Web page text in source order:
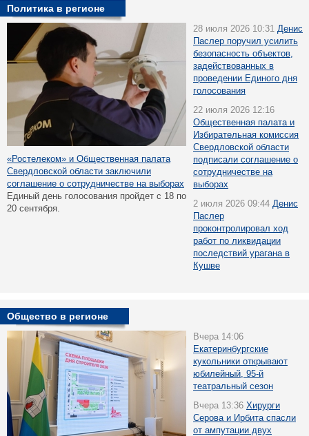
Политика в регионе
«Ростелеком» и Общественная палата
Свердловской области заключили
соглашение о сотрудничестве на выборах
Единый день голосования пройдет с 18 по
20 сентября.
28 июля 2026 10:31 Денис
Паслер поручил усилить
безопасность объектов,
задействованных в
проведении Единого дня
голосования
22 июля 2026 12:16
Общественная палата и
Избирательная комиссия
Свердловской области
подписали соглашение о
сотрудничестве на
выборах
2 июля 2026 09:44 Денис
Паслер
проконтролировал ход
работ по ликвидации
последствий урагана в
Кушве
Общество в регионе
Вчера 14:06
Екатеринбургские
кукольники открывают
юбилейный, 95-й
театральный сезон
Вчера 13:36 Хирурги
Серова и Ирбита спасли
от ампутации двух